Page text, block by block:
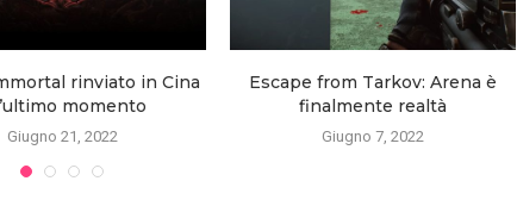
rinviato in Cina
momento
Giugno 21, 2022
Escape from Tarkov: Arena è
finalmente realtà
Giugno 7, 2022